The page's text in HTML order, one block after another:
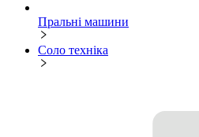
Пральні машини
Соло техніка